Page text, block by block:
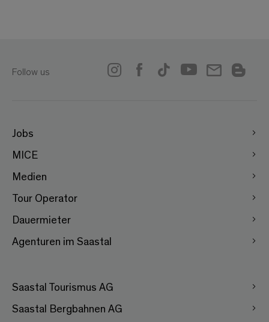
Follow us
Jobs
MICE
Medien
Tour Operator
Dauermieter
Agenturen im Saastal
Saastal Tourismus AG
Saastal Bergbahnen AG